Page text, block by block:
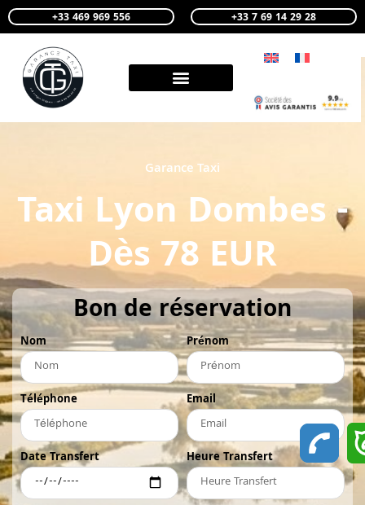
+33 469 969 556 +33 7 69 14 29 28
Garance Taxi
Taxi Lyon Dombes -
Dès 78 EUR
Bon de réservation
Nom Prénom
Téléphone Email
Date Transfert Heure Transfert